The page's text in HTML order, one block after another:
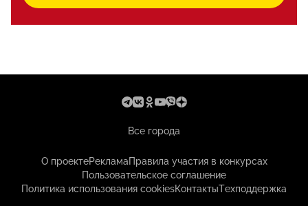
Все города
О проектеРекламаПравила участия в конкурсах
Пользовательское соглашение
Политика использования cookiesКонтактыТехподдержка